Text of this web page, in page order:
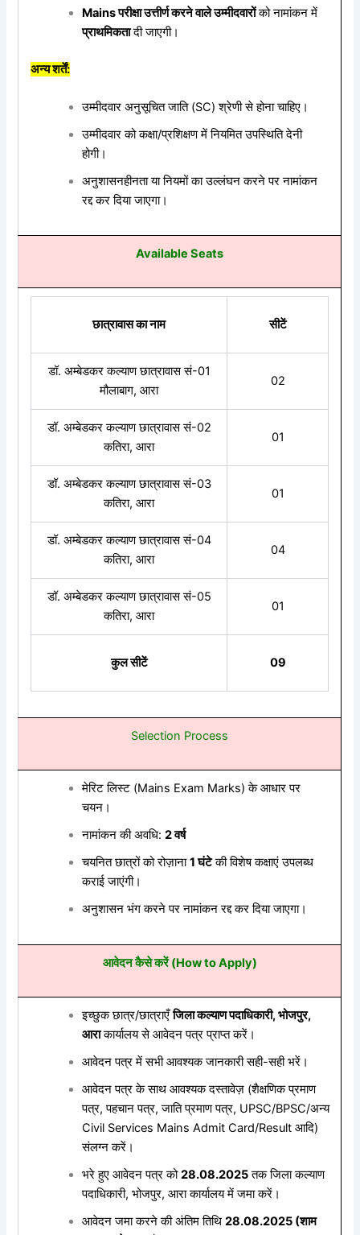
Mains परीक्षा उत्तीर्ण करने वाले उम्मीदवारोंको नामांकन में
प्राथमिकतादी जाएगी।
अन्य शर्तें:
उम्मीदवार अनुसूचित जाति (SC) श्रेणी से होना चाहिए।
उम्मीदवार को कक्षा/प्रशिक्षण में नियमित उपस्थिति देनी
होगी।
अनुशासनहीनता या नियमों का उल्लंघन करने पर नामांकन
रद्द कर दिया जाएगा।
Available Seats
छात्रावास का नाम सीटें
डॉ. अम्बेडकर कल्याण छात्रावास सं-01
मौलाबाग, आरा
02
डॉ. अम्बेडकर कल्याण छात्रावास सं-02
कतिरा, आरा
01
डॉ. अम्बेडकर कल्याण छात्रावास सं-03
कतिरा, आरा
01
डॉ. अम्बेडकर कल्याण छात्रावास सं-04
कतिरा, आरा
04
डॉ. अम्बेडकर कल्याण छात्रावास सं-05
कतिरा, आरा
01
कुल सीटें 09
Selection Process
मेरिट लिस्ट (Mains Exam Marks) के आधार पर
चयन।
नामांकन की अवधि: 2 वर्ष
चयनित छात्रों को रोज़ाना1 घंटेकी विशेष कक्षाएं उपलब्ध
कराई जाएंगी।
अनुशासन भंग करने पर नामांकन रद्द कर दिया जाएगा।
आवेदन कैसे करें (How to Apply)
इच्छुक छात्र/छात्राएँजिला कल्याण पदाधिकारी, भोजपुर,
आराकार्यालय से आवेदन पत्र प्राप्त करें।
आवेदन पत्र में सभी आवश्यक जानकारी सही-सही भरें।
आवेदन पत्र के साथ आवश्यक दस्तावेज़ (शैक्षणिक प्रमाण
पत्र, पहचान पत्र, जाति प्रमाण पत्र, UPSC/BPSC/अन्य
Civil Services Mains Admit Card/Result आदि)
संलग्न करें।
भरे हुए आवेदन पत्र को28.08.2025तक जिला कल्याण
पदाधिकारी, भोजपुर, आरा कार्यालय में जमा करें।
आवेदन जमा करने की अंतिम तिथि 28.08.2025 (शाम